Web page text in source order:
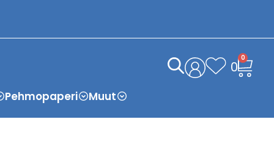
0
0
Pehmopaperi Muut